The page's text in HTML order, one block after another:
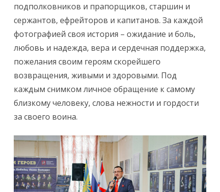
подполковников и прапорщиков, старшин и
сержантов, ефрейторов и капитанов. За каждой
фотографией своя история – ожидание и боль,
любовь и надежда, вера и сердечная поддержка,
пожелания своим героям скорейшего
возвращения, живыми и здоровыми. Под
каждым снимком личное обращение к самому
близкому человеку, слова нежности и гордости
за своего воина.